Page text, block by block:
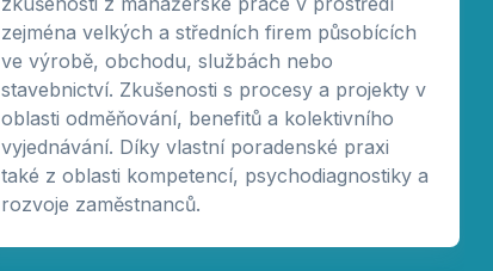
zejména velkých a středních firem působících
ve výrobě, obchodu, službách nebo
stavebnictví. Zkušenosti s procesy a projekty v
oblasti odměňování, benefitů a kolektivního
vyjednávání. Díky vlastní poradenské praxi
také z oblasti kompetencí, psychodiagnostiky a
rozvoje zaměstnanců.